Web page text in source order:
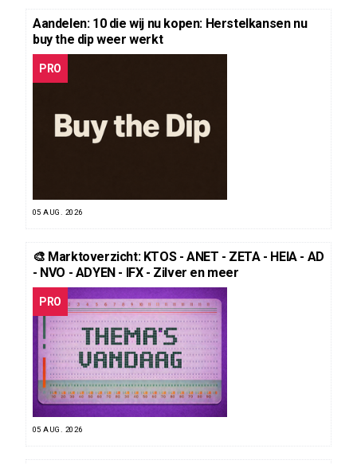
Aandelen: 10 die wij nu kopen: Herstelkansen nu
buy the dip weer werkt
PRO
05 AUG. 2026
🎨 Marktoverzicht: KTOS - ANET - ZETA - HEIA - AD
- NVO - ADYEN - IFX - Zilver en meer
PRO
05 AUG. 2026